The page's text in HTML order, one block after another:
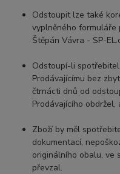
Odstoupit lze také
vyplněného formuláře
Štěpán Vávra - SP-
Odstoupí-li
Prodávajícímu bez
čtrnácti dnů od
Prodávajícího
Zboží by měl
dokumentací,
originálního obalu, ve
převzal.